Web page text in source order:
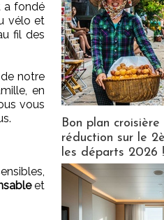
a fondé
vélo et
fil des
notre
en
vous
et
Bon plan
réduction sur le
les départs 2026 !